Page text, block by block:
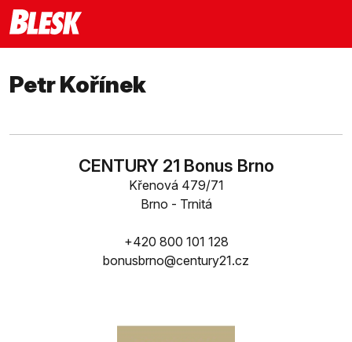
Petr Kořínek
CENTURY 21 Bonus Brno
Křenová 479/71
Brno - Trnitá
+420 800 101 128
bonusbrno@century21.cz